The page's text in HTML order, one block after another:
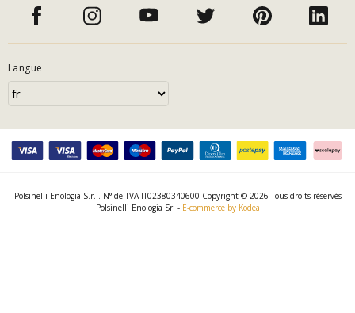
Langue
Polsinelli Enologia S.r.l. N° de TVA IT02380340600 Copyright © 2026 Tous droits réservés
Polsinelli Enologia Srl - E-commerce by Kodea